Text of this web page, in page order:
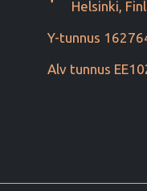
Helsinki,
Y-tunnus
Alv tunnus